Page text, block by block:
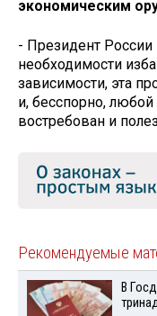
экономическим
- Президент России
необходимости
зависимости, эта
и, бесспорно,
востребован и
Рекомендуемые
В